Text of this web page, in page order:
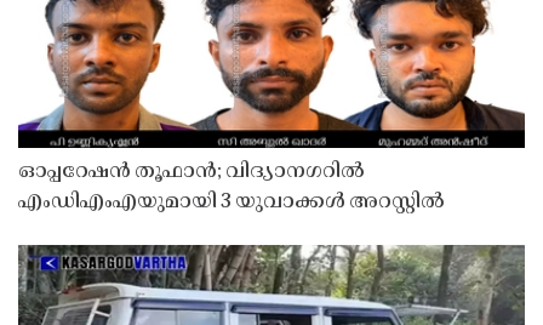
ഓപ്പറേഷൻ തൂഫാൻ; വിദ്യാനഗറിൽ
എംഡിഎംഎയുമായി 3 യുവാക്കൾ അറസ്റ്റിൽ